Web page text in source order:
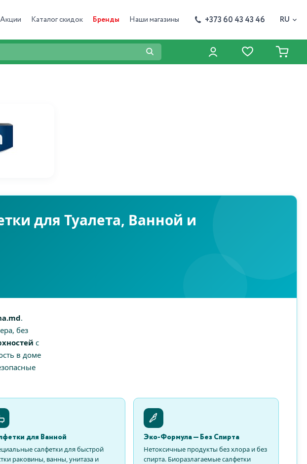
Акции Каталог скидок Бренды Наши магазины +373 60 43 43 46 RU
для Туалета, Ванной и
.
без
с
в доме
для Ванной
салфетки для быстрой
раковины, ванны, унитаза и
Эко-Формула — Без Спирта
Нетоксичные продукты без хлора и без
спирта. Биоразлагаемые салфетки